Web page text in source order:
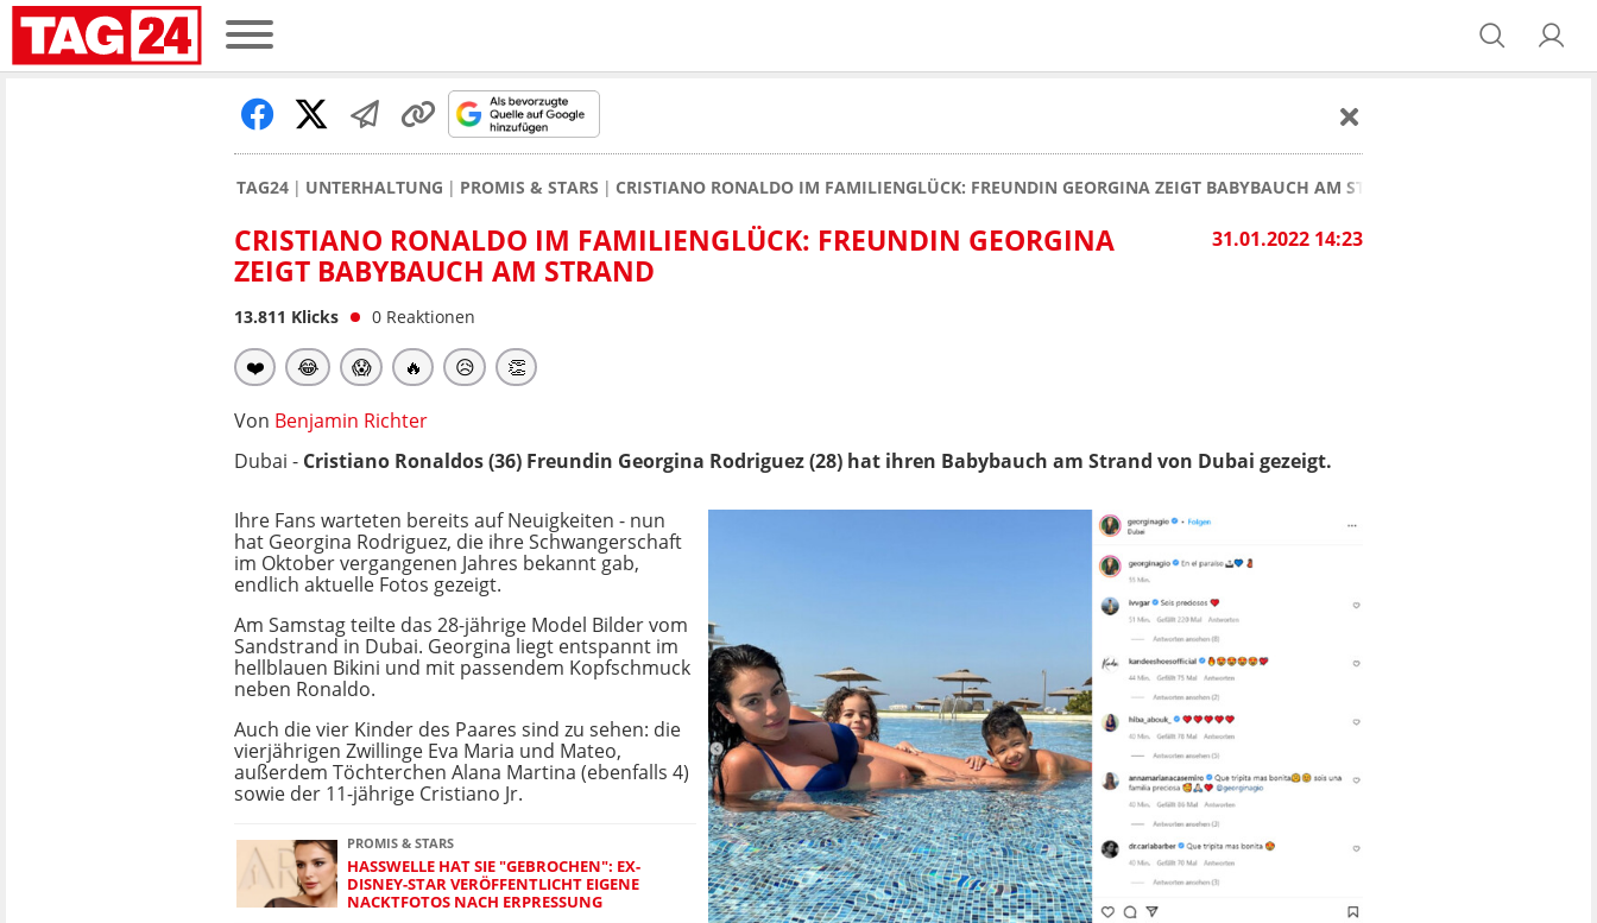
TAG24 UNTERHALTUNG PROMIS & STARS CRISTIANO RONALDO IM FAMILIENGLÜCK: FREUNDIN GEORGINA ZEIGT BABYBAUCH AM STRAND
31.01.2022 14:23
CRISTIANO RONALDO IM FAMILIENGLÜCK: FREUNDIN GEORGINA
ZEIGT BABYBAUCH AM STRAND
13.811 Klicks 0 Reaktionen
❤️ 😂 😱 🔥 😥 👏
Von Benjamin Richter
Dubai - Cristiano Ronaldos (36) Freundin Georgina Rodriguez (28) hat ihren Babybauch am Strand von Dubai gezeigt.
Ihre Fans warteten bereits auf Neuigkeiten - nun
hat Georgina Rodriguez, die ihre Schwangerschaft
im Oktober vergangenen Jahres bekannt gab,
endlich aktuelle Fotos gezeigt.
Am Samstag teilte das 28-jährige Model Bilder vom
Sandstrand in Dubai. Georgina liegt entspannt im
hellblauen Bikini und mit passendem Kopfschmuck
neben Ronaldo.
Auch die vier Kinder des Paares sind zu sehen: die
vierjährigen Zwillinge Eva Maria und Mateo,
außerdem Töchterchen Alana Martina (ebenfalls 4)
sowie der 11-jährige Cristiano Jr.
PROMIS & STARS
HASSWELLE HAT SIE "GEBROCHEN": EX-
DISNEY-STAR VERÖFFENTLICHT EIGENE
NACKTFOTOS NACH ERPRESSUNG